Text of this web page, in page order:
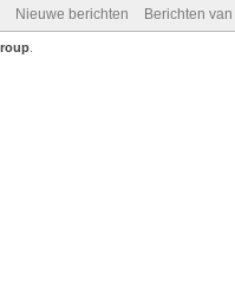
Nieuwe berichten Berichten